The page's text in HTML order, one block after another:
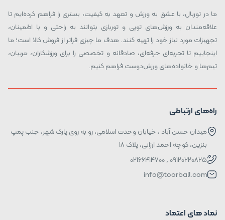
ما در توربال، با عشق به ورزش و تعهد به کیفیت، بستری را فراهم کرده‌ایم تا
علاقه‌مندان به ورزش‌های توپی و توربازی بتوانند به راحتی و با اطمینان،
تجهیزات مورد نیاز خود را تهیه کنند. هدف ما چیزی فراتر از فروش کالا است؛ ما
اینجاییم تا تجربه‌ای حرفه‌ای، صادقانه و تخصصی را برای ورزشکاران، مربیان،
تیم‌ها و خانواده‌های ورزش‌دوست فراهم کنیم.
راه‌های ارتباطی
میدان حسن آباد ، خیابان وحدت اسلامی، رو به روی پارک شهر، جنب پمپ
بنزین، کوچه احمد ارزانی، پلاک ۱۸
09120220825 , 02166414700
info@toorball.com
نماد های اعتماد